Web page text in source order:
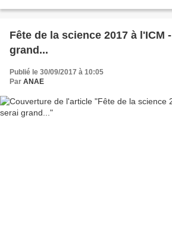
Fête de la science 2017 à l'ICM - Quand je serai
grand...
Publié le 30/09/2017 à 10:05
Par ANAE